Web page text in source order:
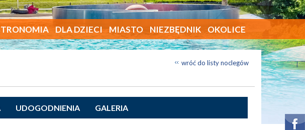
DLA DZIECI MIASTO NIEZBĘDNIK OKOLICE
wróć do listy noclegów
UDOGODNIENIA GALERIA